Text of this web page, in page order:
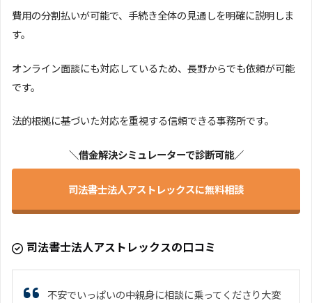
費用の分割払いが可能で、手続き全体の見通しを明確に説明しま
す。
オンライン面談にも対応しているため、長野からでも依頼が可能
です。
法的根拠に基づいた対応を重視する信頼できる事務所です。
＼借金解決シミュレーターで診断可能／
司法書士法人アストレックスに無料相談
司法書士法人アストレックスの口コミ
不安でいっぱいの中親身に相談に乗ってくださり大変